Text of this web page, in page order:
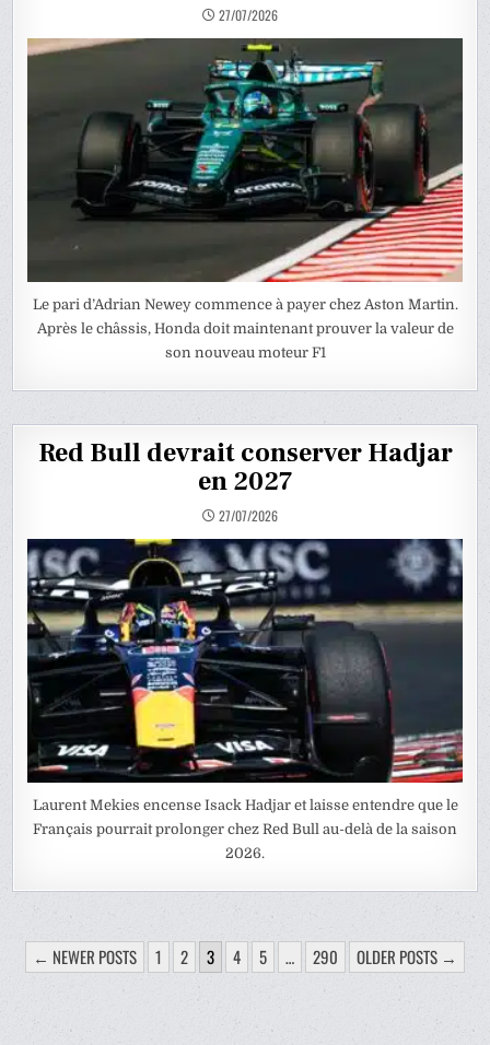
27/07/2026
Le pari d’Adrian Newey commence à payer chez Aston Martin.
Après le châssis, Honda doit maintenant prouver la valeur de
son nouveau moteur F1
Red Bull devrait conserver Hadjar
en 2027
27/07/2026
Laurent Mekies encense Isack Hadjar et laisse entendre que le
Français pourrait prolonger chez Red Bull au-delà de la saison
2026.
PAGINATION
DES
← NEWER POSTS 1 2 3 4 5 … 290 OLDER POSTS →